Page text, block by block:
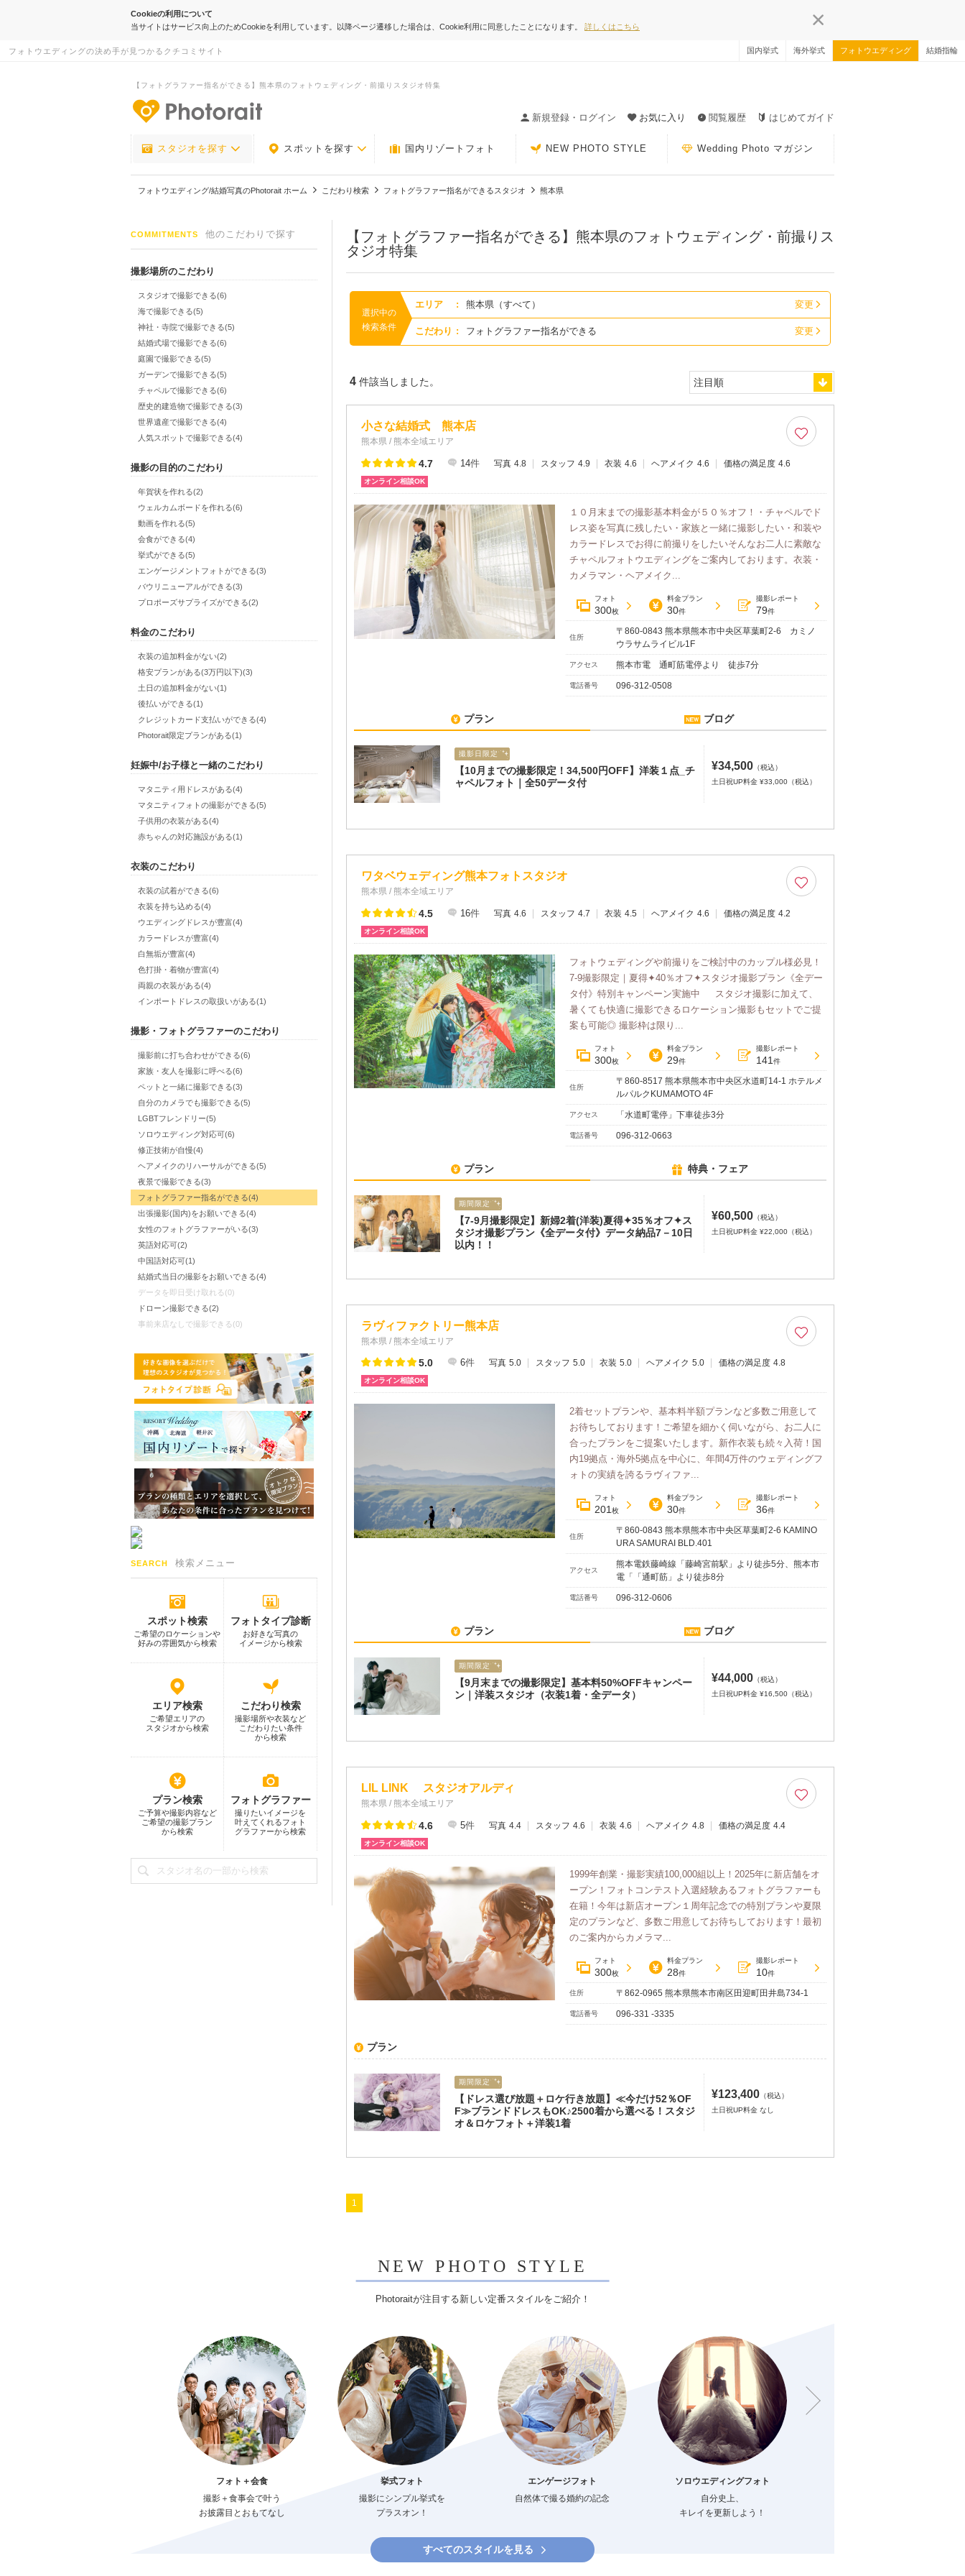
Cookieの利用について
当サイトはサービス向上のためCookieを利用しています。以降ページ遷移した場合は、Cookie利用に同意したことになります。 詳しくはこちら
フォトウエディングの決め手が見つかるクチコミサイト 国内挙式 海外挙式 フォトウエディング 結婚指輪
【フォトグラファー指名ができる】熊本県のフォトウェディング・前撮りスタジオ特集
新規登録・ログイン
お気に入り 閲覧履歴 はじめてガイド
スタジオを探す スポットを探す 国内リゾートフォト NEW PHOTO STYLE Wedding Photo マガジン
フォトウエディング/結婚写真のPhotorait ホーム こだわり検索 フォトグラファー指名ができるスタジオ 熊本県
COMMITMENTS 他のこだわりで探す
撮影場所のこだわり
スタジオで撮影できる(6)
海で撮影できる(5)
神社・寺院で撮影できる(5)
結婚式場で撮影できる(6)
庭園で撮影できる(5)
ガーデンで撮影できる(5)
チャペルで撮影できる(6)
歴史的建造物で撮影できる(3)
世界遺産で撮影できる(4)
人気スポットで撮影できる(4)
撮影の目的のこだわり
年賀状を作れる(2)
ウェルカムボードを作れる(6)
動画を作れる(5)
会食ができる(4)
挙式ができる(5)
エンゲージメントフォトができる(3)
バウリニューアルができる(3)
プロポーズサプライズができる(2)
料金のこだわり
衣装の追加料金がない(2)
格安プランがある(3万円以下)(3)
土日の追加料金がない(1)
後払いができる(1)
クレジットカード支払いができる(4)
Photorait限定プランがある(1)
妊娠中/お子様と一緒のこだわり
マタニティ用ドレスがある(4)
マタニティフォトの撮影ができる(5)
子供用の衣装がある(4)
赤ちゃんの対応施設がある(1)
衣装のこだわり
衣装の試着ができる(6)
衣装を持ち込める(4)
ウエディングドレスが豊富(4)
カラードレスが豊富(4)
白無垢が豊富(4)
色打掛・着物が豊富(4)
両親の衣装がある(4)
インポートドレスの取扱いがある(1)
撮影・フォトグラファーのこだわり
撮影前に打ち合わせができる(6)
家族・友人を撮影に呼べる(6)
ペットと一緒に撮影できる(3)
自分のカメラでも撮影できる(5)
LGBTフレンドリー(5)
ソロウエディング対応可(6)
修正技術が自慢(4)
ヘアメイクのリハーサルができる(5)
夜景で撮影できる(3)
フォトグラファー指名ができる(4)
出張撮影(国内)をお願いできる(4)
女性のフォトグラファーがいる(3)
英語対応可(2)
中国語対応可(1)
結婚式当日の撮影をお願いできる(4)
データを即日受け取れる(0)
ドローン撮影できる(2)
事前来店なしで撮影できる(0)
SEARCH 検索メニュー
スポット検索
ご希望のロケーションや
好みの雰囲気から検索
フォトタイプ診断
お好きな写真の
イメージから検索
エリア検索
ご希望エリアの
スタジオから検索
こだわり検索
撮影場所や衣装など
こだわりたい条件
から検索
プラン検索
ご予算や撮影内容など
ご希望の撮影プラン
から検索
フォトグラファー
撮りたいイメージを
叶えてくれるフォト
グラファーから検索
【フォトグラファー指名ができる】熊本県のフォトウェディング・前撮りス
タジオ特集
選択中の
検索条件
エリア : 熊本県（すべて） 変更
こだわり : フォトグラファー指名ができる 変更
4 件該当しました。
小さな結婚式 熊本店
熊本県 / 熊本全域エリア
4.7 14件 写真 4.8 スタッフ 4.9 衣装 4.6 ヘアメイク 4.6 価格の満足度 4.6
オンライン相談OK
１０月末までの撮影基本料金が５０％オフ！・チャペルでド
レス姿を写真に残したい・家族と一緒に撮影したい・和装や
カラードレスでお得に前撮りをしたいそんなお二人に素敵な
チャペルフォトウエディングをご案内しております。衣装・
カメラマン・ヘアメイク...
フォト
300枚
料金プラン
30件
撮影レポート
79件
住所
〒860-0843 熊本県熊本市中央区草葉町2‐6 カミノ
ウラサムライビル1F
アクセス 熊本市電 通町筋電停より 徒歩7分
電話番号 096-312-0508
プラン ブログ
撮影日限定
【10月までの撮影限定！34,500円OFF】洋装１点_チ
ャペルフォト｜全50データ付
¥34,500 （税込）
土日祝UP料金 ¥33,000（税込）
ワタベウェディング熊本フォトスタジオ
熊本県 / 熊本全域エリア
4.5 16件 写真 4.6 スタッフ 4.7 衣装 4.5 ヘアメイク 4.6 価格の満足度 4.2
オンライン相談OK
フォトウェディングや前撮りをご検討中のカップル様必見！
7-9撮影限定｜夏得✦40％オフ✦スタジオ撮影プラン《全デー
タ付》特別キャンペーン実施中 スタジオ撮影に加えて、
暑くても快適に撮影できるロケーション撮影もセットでご提
案も可能◎ 撮影枠は限り...
フォト
300枚
料金プラン
29件
撮影レポート
141 件
住所
〒860-8517 熊本県熊本市中央区水道町14-1 ホテルメ
ルパルクKUMAMOTO 4F
アクセス 「水道町電停」下車徒歩3分
電話番号 096-312-0663
プラン 特典・フェア
期間限定
【7-9月撮影限定】新婦2着(洋装)夏得✦35％オフ✦ス
タジオ撮影プラン《全データ付》データ納品7－10日
以内！！
¥60,500 （税込）
土日祝UP料金 ¥22,000（税込）
ラヴィファクトリー熊本店
熊本県 / 熊本全域エリア
5.0 6件 写真 5.0 スタッフ 5.0 衣装 5.0 ヘアメイク 5.0 価格の満足度 4.8
オンライン相談OK
2着セットプランや、基本料半額プランなど多数ご用意して
お待ちしております！ご希望を細かく伺いながら、お二人に
合ったプランをご提案いたします。新作衣装も続々入荷！国
内19拠点・海外5拠点を中心に、年間4万件のウェディングフ
ォトの実績を誇るラヴィファ...
フォト
201 枚
料金プラン
30件
撮影レポート
36件
住所
〒860-0843 熊本県熊本市中央区草葉町2-6 KAMINO
URA SAMURAI BLD.401
アクセス
熊本電鉄藤崎線「藤崎宮前駅」より徒歩5分、熊本市
電「「通町筋」より徒歩8分
電話番号 096-312-0606
プラン ブログ
期間限定
【9月末までの撮影限定】基本料50%OFFキャンペー
ン｜洋装スタジオ（衣装1着・全データ）
¥44,000 （税込）
土日祝UP料金 ¥16,500（税込）
LIL LINK スタジオアルディ
熊本県 / 熊本全域エリア
4.6 5件 写真 4.4 スタッフ 4.6 衣装 4.6 ヘアメイク 4.8 価格の満足度 4.4
オンライン相談OK
1999年創業・撮影実績100,000組以上！2025年に新店舗をオ
ープン！フォトコンテスト入選経験あるフォトグラファーも
在籍！今年は新店オープン１周年記念での特別プランや夏限
定のプランなど、多数ご用意してお待ちしております！最初
のご案内からカメラマ...
フォト
300枚
料金プラン
28件
撮影レポート
10件
住所 〒862-0965 熊本県熊本市南区田迎町田井島734-1
電話番号 096-331 -3335
プラン
期間限定
【ドレス選び放題＋ロケ行き放題】≪今だけ52％OF
F≫ブランドドレスもOK♪2500着から選べる！スタジ
オ＆ロケフォト＋洋装1着
¥123,400 （税込）
土日祝UP料金 なし
1
NEW PHOTO STYLE
Photoraitが注目する新しい定番スタイルをご紹介！
フォト＋会食
撮影＋食事会で叶う
お披露目とおもてなし
挙式フォト
撮影にシンプル挙式を
プラスオン！
エンゲージフォト
自然体で撮る婚約の記念
ソロウエディングフォト
自分史上、
キレイを更新しよう！
すべてのスタイルを見る